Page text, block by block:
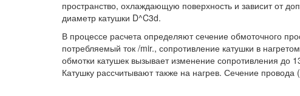
пространство, охлаждающую поверхность и зависит от
диаметр катушки D^C3d.
В процессе расчета определяют сечение обмоточного
потребляемый ток /mir., сопротивление катушки в
обмотки катушек вызывает изменение сопротивления до
Катушку рассчитывают также на нагрев. Сечение провода